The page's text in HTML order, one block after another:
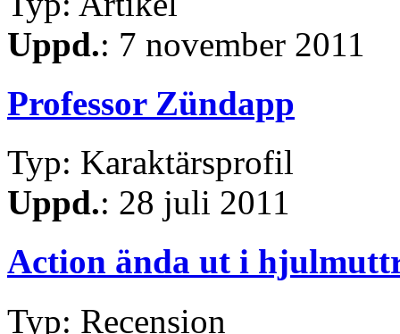
Uppd.: 7 november 2011
Professor Zündapp
Typ: Karaktärsprofil
Uppd.: 28 juli 2011
Action ända ut i
Typ: Recension